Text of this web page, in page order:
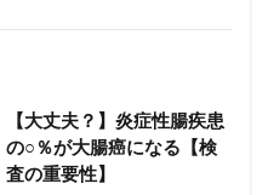
【大丈夫？】炎症性腸疾患
の○％が大腸癌になる【検
査の重要性】